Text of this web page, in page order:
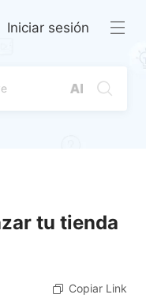
Iniciar sesión
tu tienda
Copiar Link